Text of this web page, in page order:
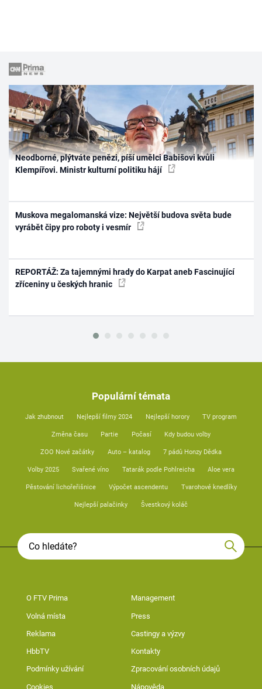
Neodborné, plýtváte penězi, píší umělci Babišovi kvůli
Klempířovi. Ministr kulturní politiku hájí
Muskova megalomanská vize: Největší budova světa bude
vyrábět čipy pro roboty i vesmír
REPORTÁŽ: Za tajemnými hrady do Karpat aneb Fascinující
zříceniny u českých hranic
Populární témata
Jak zhubnout Nejlepší filmy 2024 Nejlepší horory TV program
Změna času Partie Počasí Kdy budou volby
ZOO Nové začátky Auto – katalog 7 pádů Honzy Dědka
Volby 2025 Svařené víno Tatarák podle Pohlreicha Aloe vera
Pěstování lichořeřišnice Výpočet ascendentu Tvarohové knedlíky
Nejlepší palačinky Švestkový koláč
O FTV Prima Management
Volná místa Press
Reklama Castingy a výzvy
HbbTV Kontakty
Podmínky užívání Zpracování osobních údajů
Cookies Nápověda